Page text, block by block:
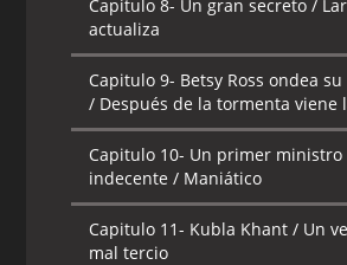
Capitulo 8- Un gran secreto /
actualiza
Capitulo 9- Betsy Ross ondea
/ Después de la tormenta viene
Capitulo 10- Un primer ministro
indecente / Maniático
Capitulo 11- Kubla Khant / Un
mal tercio